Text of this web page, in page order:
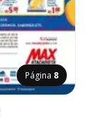
Página 8